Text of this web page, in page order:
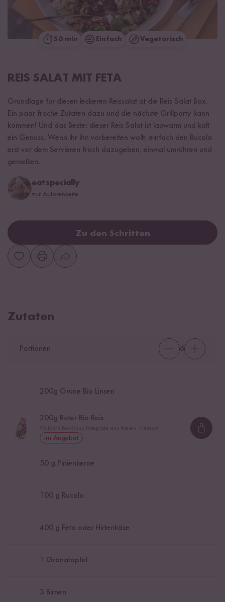
50 min Einfach Vegetarisch
REIS SALAT MIT FETA
Grundlage für diesen leckeren Reissalat ist die Reis Salat Box.
Ein paar frische Zutaten dazu und die nächste Grillparty kann
kommen! Und das Beste: dieser Reis Salat ist lauwarm und kalt
ein Genuss. Wenn ihr ihn vorbereiten wollt, einfach den Rucola
erst vor dem Servieren frisch dazugeben, einmal umrühren und
genießen.
eatspecially
zur Autorenseite
Zu den Schritten
Zutaten
Portionen 6
200g Grüne Bio Linsen
200g Roter Bio Reis
im Angebot
50 g Pinienkerne
100 g Rucola
400 g Feta oder Hirtenkäse
1 Granatapfel
3 Birnen